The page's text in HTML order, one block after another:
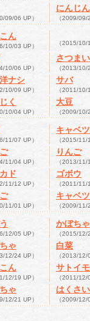
09/06 UP）
にんじん
（2009/09/
ん
10/03 UP） （2015/10/
10/06 UP）
さつま
（2013/10/
ナシ
10/09 UP）
サバ
（2011/10/
く
10/04 UP）
大豆
（2009/10/
11/07 UP）
キャベツ
（2015/11/
11/04 UP）
りんご
（2013/11/
ド
11/12 UP）
ゴボウ
（2011/11/
11/01 UP）
キャベツ
（2009/11/
12/05 UP）
かぼちゃ
（2015/12/
ゃ
12/24 UP）
白菜
（2013/12/
ん
12/19 UP）
サトイモ
（2011/12/
ゃ
12/21 UP）
はくさい
（2009/12/